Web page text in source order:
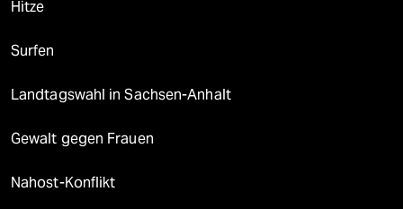
Hitze
Surfen
Landtagswahl in Sachsen-Anhalt
Gewalt gegen Frauen
Nahost-Konflikt